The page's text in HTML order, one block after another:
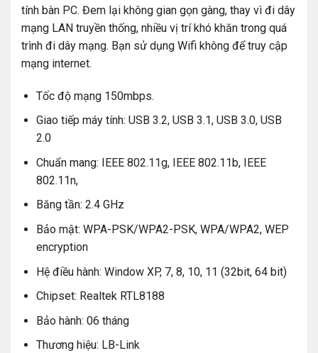
tính bàn PC. Đem lại không gian gọn gàng, thay vì đi dây
mạng LAN truyền thống, nhiều vị trí khó khăn trong quá
trình đi dây mạng. Bạn sử dụng Wifi không để truy cập
mạng internet.
Tốc độ mạng 150mbps.
Giao tiếp máy tính: USB 3.2, USB 3.1, USB 3.0, USB
2.0
Chuẩn mang: IEEE 802.11g, IEEE 802.11b, IEEE
802.11n,
Băng tần: 2.4 GHz
Bảo mật: WPA-PSK/WPA2-PSK, WPA/WPA2, WEP
encryption
Hệ điều hành: Window XP, 7, 8, 10, 11 (32bit, 64 bit)
Chipset: Realtek RTL8188
Bảo hành: 06 tháng
Thương hiệu: LB-Link